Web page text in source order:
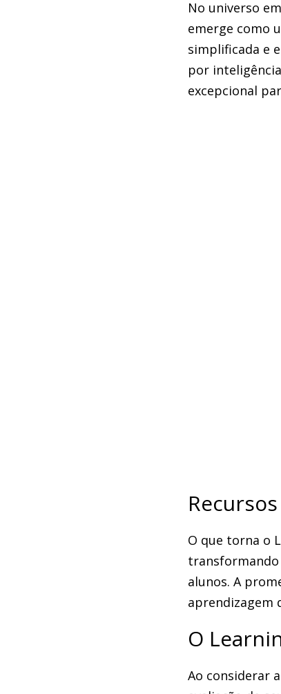
No universo
emerge como
simplificada e
por
excepcional
O que torna o
transformando
alunos. A
aprendizagem
O
Ao considerar